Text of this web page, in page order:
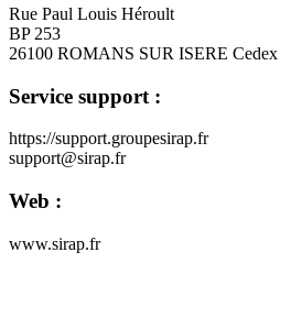
Rue Paul Louis Héroult
BP 253
26100 ROMANS SUR ISERE Cedex
Service support :
https://support.groupesirap.fr
support@sirap.fr
Web :
www.sirap.fr